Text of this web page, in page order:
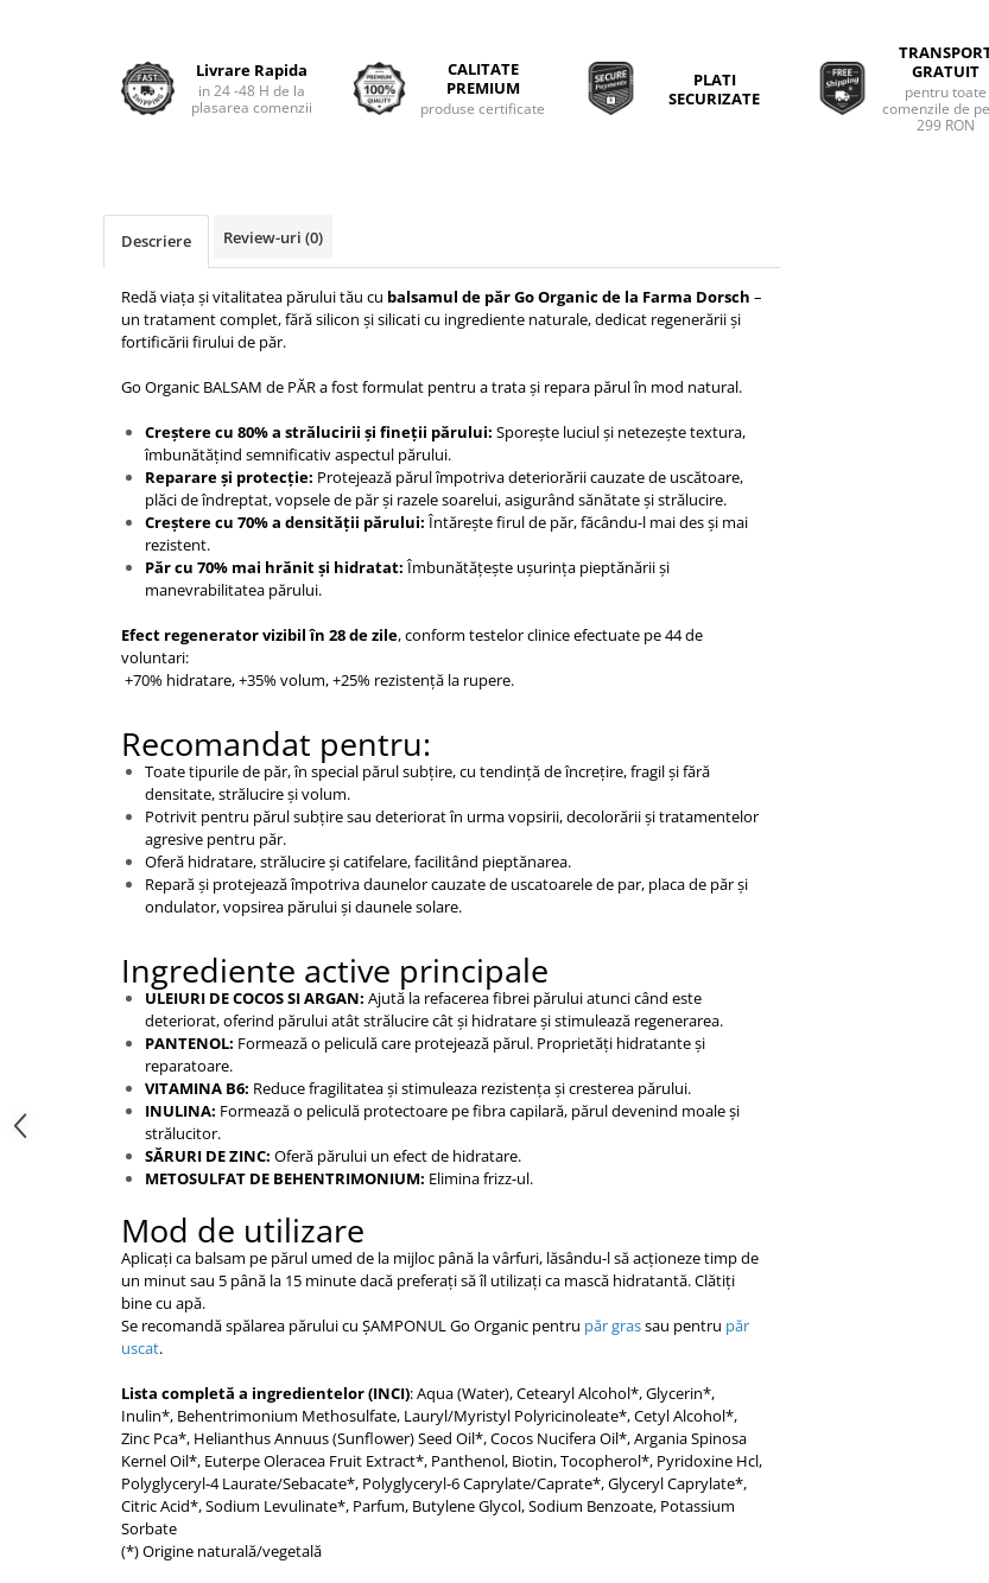
Livrare Rapida
in 24 -48 H de la
plasarea comenzii
CALITATE
PREMIUM
produse certificate
PLATI
SECURIZATE
GRATUIT
pentru toate
comenzile de
299 RON
Descriere Review-uri (0)
Redă viața și vitalitatea părului tău cu balsamul de păr Go Organic de la Farma Dorsch –
un tratament complet, fără silicon și silicati cu ingrediente naturale, dedicat regenerării și
fortificării firului de păr.
Go Organic BALSAM de PĂR a fost formulat pentru a trata și repara părul în mod natural.
Creștere cu 80% a strălucirii și fineții părului: Sporește luciul și netezește textura,
îmbunătățind semnificativ aspectul părului.
Reparare și protecție: Protejează părul împotriva deteriorării cauzate de uscătoare,
plăci de îndreptat, vopsele de păr și razele soarelui, asigurând sănătate și strălucire.
Creștere cu 70% a densității părului:Întărește firul de păr, făcându-l mai des și mai
rezistent.
Păr cu 70% mai hrănit și hidratat:Îmbunătățește ușurința pieptănării și
manevrabilitatea părului.
Efect regenerator vizibil în 28 de zile, conform testelor clinice efectuate pe 44 de
voluntari:
+70% hidratare, +35% volum, +25% rezistență la rupere.
Recomandat pentru:
Toate tipurile de păr, în special părul subțire, cu tendință de încrețire, fragil și fără
densitate, strălucire și volum.
Potrivit pentru părul subțire sau deteriorat în urma vopsirii, decolorării și tratamentelor
agresive pentru păr.
Oferă hidratare, strălucire și catifelare, facilitând pieptănarea.
Repară și protejează împotriva daunelor cauzate de uscatoarele de par, placa de păr și
ondulator, vopsirea părului și daunele solare.
Ingrediente active principale
ULEIURI DE COCOS SI ARGAN: Ajută la refacerea fibrei părului atunci când este
deteriorat, oferind părului atât strălucire cât și hidratare și stimulează regenerarea.
PANTENOL: Formează o peliculă care protejează părul. Proprietăți hidratante și
reparatoare.
VITAMINA B6: Reduce fragilitatea și stimuleaza rezistența și cresterea părului.
INULINA: Formează o peliculă protectoare pe fibra capilară, părul devenind moale și
strălucitor.
SĂRURI DE ZINC: Oferă părului un efect de hidratare.
METOSULFAT DE BEHENTRIMONIUM: Elimina frizz-ul.
Mod de utilizare
Aplicați ca balsam pe părul umed de la mijloc până la vârfuri, lăsându-l să acționeze timp de
un minut sau 5 până la 15 minute dacă preferați să îl utilizați ca mască hidratantă. Clătiți
bine cu apă.
Se recomandă spălarea părului cu ȘAMPONUL Go Organic pentru păr grassau pentru păr
uscat.
Lista completă a ingredientelor (INCI): Aqua (Water), Cetearyl Alcohol*, Glycerin*,
Inulin*, Behentrimonium Methosulfate, Lauryl/Myristyl Polyricinoleate*, Cetyl Alcohol*,
Zinc Pca*, Helianthus Annuus (Sunflower) Seed Oil*, Cocos Nucifera Oil*, Argania Spinosa
Kernel Oil*, Euterpe Oleracea Fruit Extract*, Panthenol, Biotin, Tocopherol*, Pyridoxine Hcl,
Polyglyceryl-4 Laurate/Sebacate*, Polyglyceryl-6 Caprylate/Caprate*, Glyceryl Caprylate*,
Citric Acid*, Sodium Levulinate*, Parfum, Butylene Glycol, Sodium Benzoate, Potassium
Sorbate
(*) Origine naturală/vegetală